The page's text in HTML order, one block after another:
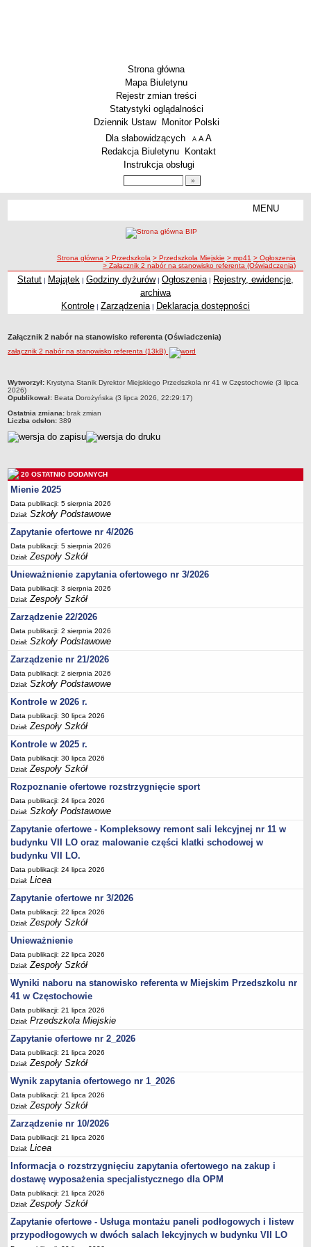
Strona główna
Mapa Biuletynu
Rejestr zmian treści
Statystyki oglądalności
Dziennik Ustaw
Monitor Polski
Menu dodatkowe
Dla słabowidzących A pomniejsz czcionkę
A standardowy rozmiar czcionki
A
Redakcja Biuletynu
Kontakt
Instrukcja obsługi
MENU
Zespoły Szkół
Techniczne Zakłady Naukowe
PRZEDSZKOLA
ARCHIWUM SZKÓŁ I PLACÓWEK
Zlikwidowane gimnazja
Wielofunkcyjna Placówka
Specjalny Ośrodek nr 1
Specjalny Ośrodek nr 5
Dane podstawowe
Statut
Majątek
Godziny dyżurów
Ogłoszenie
Zarządzenia
Rejestry, ewidencje, archiwa
Sprawozdania
Deklaracja dostępności
PORADNIE PSYCHOLOGICZNO-PEDAGOGICZNE
Zespół Poradni
BIURO FINANSÓW OŚWIATY
Dane podstawowe
Statut
Majątek
Ogłoszenia
Zarządzenia
Rejestry, ewidencje, archiwa
Kontrole
PONOWNE WYKORZYSTYWANIE
Sprawozdania
Deklaracja dostępności
DEKLARACJA DOSTĘPNOŚCI
PONOWNE WYKORZYSTYWANIE
UDOSTĘPNIANIE INFORMACJI PUBLICZNEJ
OCHRONA DANYCH OSOBOWYCH
ścieżka nawigacji
Strona główna > Przedszkola > Przedszkola Miejskie > mp41 > Ogłoszenia
> Załącznik 2 nabór na stanowisko referenta (Oświadczenia)
Statut | Majątek | Godziny dyżurów| Ogłoszenia | Rejestry, ewidencje,
archiwa
Kontrole | Zarządzenia | Deklaracja dostępności
Załącznik 2 nabór na stanowisko referenta (Oświadczenia)
załącznik 2 nabór na stanowisko referenta (13kB)
metryczka
Wytworzył: Krystyna Stanik Dyrektor Miejskiego Przedszkola nr 41 w Częstochowie (3 lipca
2026)
Opublikował: Beata Dorożyńska (3 lipca 2026, 22:29:17)
Ostatnia zmiana: brak zmian
Liczba odsłon: 389
20 OSTATNIO DODANYCH
Mienie 2025
Data publikacji: 5 sierpnia 2026
Dział:Szkoły Podstawowe
Zapytanie ofertowe nr 4/2026
Data publikacji: 5 sierpnia 2026
Dział:Zespoły Szkół
Unieważnienie zapytania ofertowego nr 3/2026
Data publikacji: 3 sierpnia 2026
Dział:Zespoły Szkół
Zarządzenie 22/2026
Data publikacji: 2 sierpnia 2026
Dział:Szkoły Podstawowe
Zarządzenie nr 21/2026
Data publikacji: 2 sierpnia 2026
Dział:Szkoły Podstawowe
Kontrole w 2026 r.
Data publikacji: 30 lipca 2026
Dział:Zespoły Szkół
Kontrole w 2025 r.
Data publikacji: 30 lipca 2026
Dział:Zespoły Szkół
Rozpoznanie ofertowe rozstrzygnięcie sport
Data publikacji: 24 lipca 2026
Dział:Szkoły Podstawowe
Zapytanie ofertowe - Kompleksowy remont sali lekcyjnej nr 11 w
budynku VII LO oraz malowanie części klatki schodowej w
budynku VII LO.
Data publikacji: 24 lipca 2026
Dział:Licea
Zapytanie ofertowe nr 3/2026
Data publikacji: 22 lipca 2026
Dział:Zespoły Szkół
Unieważnienie
Data publikacji: 22 lipca 2026
Dział:Zespoły Szkół
Wyniki naboru na stanowisko referenta w Miejskim Przedszkolu nr
41 w Częstochowie
Data publikacji: 21 lipca 2026
Dział:Przedszkola Miejskie
Zapytanie ofertowe nr 2_2026
Data publikacji: 21 lipca 2026
Dział:Zespoły Szkół
Wynik zapytania ofertowego nr 1_2026
Data publikacji: 21 lipca 2026
Dział:Zespoły Szkół
Zarządzenie nr 10/2026
Data publikacji: 21 lipca 2026
Dział:Licea
Informacja o rozstrzygnięciu zapytania ofertowego na zakup i
dostawę wyposażenia specjalistycznego dla OPM
Data publikacji: 21 lipca 2026
Dział:Zespoły Szkół
Zapytanie ofertowe - Usługa montażu paneli podłogowych i listew
przypodłogowych w dwóch salach lekcyjnych w budynku VII LO